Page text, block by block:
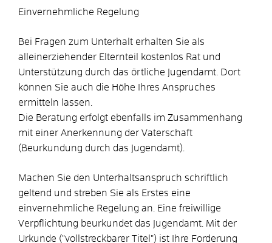
Einvernehmliche Regelung
Bei Fragen zum Unterhalt erhalten Sie als
alleinerziehender Elternteil kostenlos Rat und
Unterstützung durch das örtliche Jugendamt. Dort
können Sie auch die Höhe Ihres Anspruches
ermitteln lassen.
Die Beratung erfolgt ebenfalls im Zusammenhang
mit einer Anerkennung der Vaterschaft
(Beurkundung durch das Jugendamt).
Machen Sie den Unterhaltsanspruch schriftlich
geltend und streben Sie als Erstes eine
einvernehmliche Regelung an. Eine freiwillige
Verpflichtung beurkundet das Jugendamt. Mit der
Urkunde ("vollstreckbarer Titel") ist Ihre Forderung